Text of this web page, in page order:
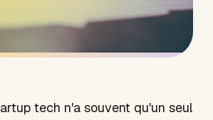
tech n'a souvent qu'un seul